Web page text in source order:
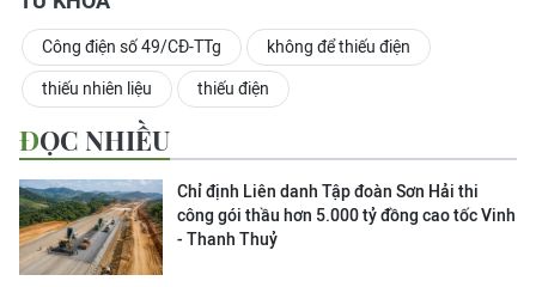
Công điện số 49/CĐ-TTg không để thiếu điện
thiếu nhiên liệu thiếu điện
ĐỌC NHIỀU
Chỉ định Liên danh Tập đoàn Sơn Hải thi
công gói thầu hơn 5.000 tỷ đồng cao tốc Vinh
- Thanh Thuỷ